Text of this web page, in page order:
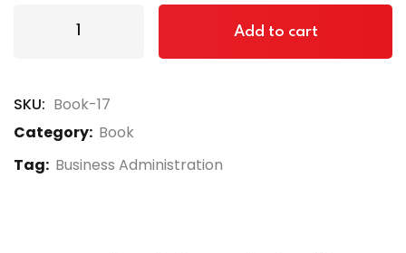
Add to cart
SKU: Book-17
Category: Book
Tag: Business Administration